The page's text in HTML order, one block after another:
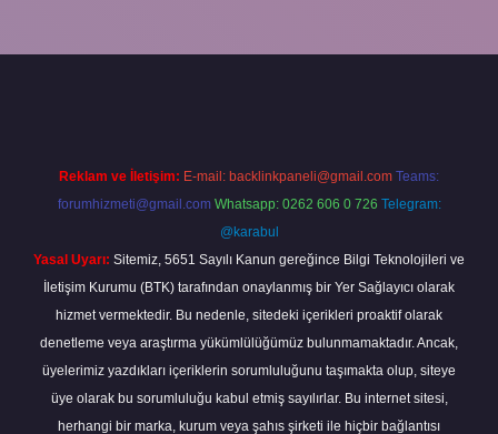
Reklam ve İletişim: E-mail: backlinkpaneli@gmail.com Teams:
forumhizmeti@gmail.com Whatsapp: 0262 606 0 726 Telegram:
@karabul
Yasal Uyarı: Sitemiz, 5651 Sayılı Kanun gereğince Bilgi Teknolojileri ve
İletişim Kurumu (BTK) tarafından onaylanmış bir Yer Sağlayıcı olarak
hizmet vermektedir. Bu nedenle, sitedeki içerikleri proaktif olarak
denetleme veya araştırma yükümlülüğümüz bulunmamaktadır. Ancak,
üyelerimiz yazdıkları içeriklerin sorumluluğunu taşımakta olup, siteye
üye olarak bu sorumluluğu kabul etmiş sayılırlar. Bu internet sitesi,
herhangi bir marka, kurum veya şahıs şirketi ile hiçbir bağlantısı